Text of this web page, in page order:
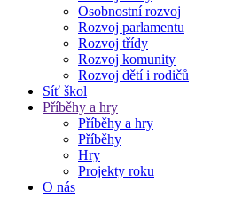
Osobnostní rozvoj
Rozvoj parlamentu
Rozvoj třídy
Rozvoj komunity
Rozvoj dětí i rodičů
Síť škol
Příběhy a hry
Příběhy a hry
Příběhy
Hry
Projekty roku
O nás